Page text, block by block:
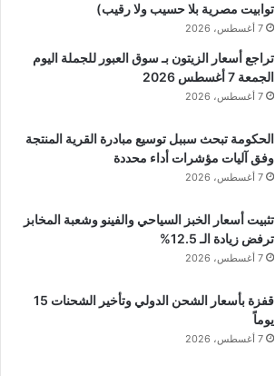
توابيت مصرية بلا حسيب ولا رقيب)
7 أغسطس، 2026
تراجع أسعار الزيتون بـ سوق العبور للجملة اليوم
الجمعة 7 أغسطس 2026
7 أغسطس، 2026
الحكومة تبحث سببل توسيع مبادرة القرية المنتجة
وفق آليات مؤشرات أداء محددة
7 أغسطس، 2026
تثبيت أسعار الخبز السياحي والفينو وشعبة المخابز
ترفض زيادة الـ 12.5%
7 أغسطس، 2026
قفزة بأسعار الشحن الدولي وتأخير الشحنات 15
يوماً
7 أغسطس، 2026